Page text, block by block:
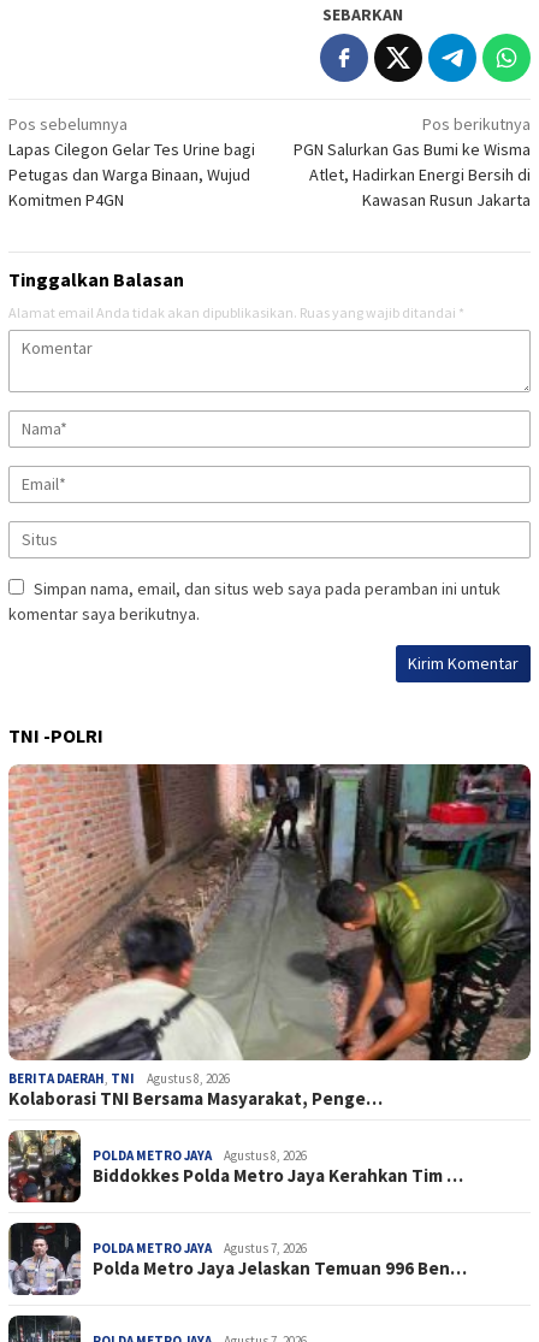
SEBARKAN
Navigasi
pos
Pos sebelumnya
Lapas Cilegon Gelar Tes Urine bagi
Petugas dan Warga Binaan, Wujud
Komitmen P4GN
Pos berikutnya
PGN Salurkan Gas Bumi ke Wisma
Atlet, Hadirkan Energi Bersih di
Kawasan Rusun Jakarta
Tinggalkan Balasan
Alamat email Anda tidak akan dipublikasikan. Ruas yang wajib ditandai *
Simpan nama, email, dan situs web saya pada peramban ini untuk
komentar saya berikutnya.
TNI -POLRI
BERITA DAERAH, TNI Agustus 8, 2026
Kolaborasi TNI Bersama Masyarakat, Penge…
POLDA METRO JAYA Agustus 8, 2026
Biddokkes Polda Metro Jaya Kerahkan Tim …
POLDA METRO JAYA Agustus 7, 2026
Polda Metro Jaya Jelaskan Temuan 996 Ben…